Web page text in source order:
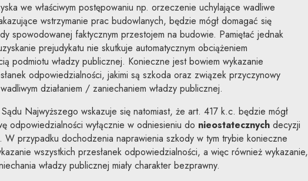
we właściwym postępowaniu np. orzeczenie uchylające wadliwe
wstrzymanie prac budowlanych, będzie mógł domagać się
spowodowanej faktycznym przestojem na budowie. Pamiętać jednak
prejudykatu nie skutkuje automatycznym obciążeniem
podmiotu władzy publicznej. Konieczne jest bowiem wykazanie
odpowiedzialności, jakimi są szkoda oraz związek przyczynowy
działaniem / zaniechaniem władzy publicznej.
Najwyższego wskazuje się natomiast, że art. 417 k.c. będzie mógł
odpowiedzialności wyłącznie w odniesieniu do nieostatecznych decyzji
W przypadku dochodzenia naprawienia szkody w tym trybie konieczne
wszystkich przesłanek odpowiedzialności, a więc również wykazanie,
władzy publicznej miały charakter bezprawny.